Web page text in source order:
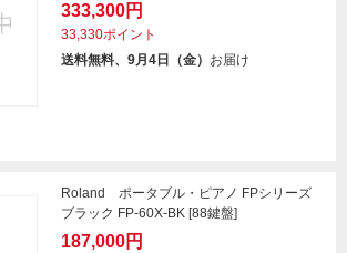
333,300円
33,330ポイント
送料無料、9月4日（金） お届け
Roland ポータブル・ピアノ FPシリーズ
ブラック FP-60X-BK [88鍵盤]
187,000円